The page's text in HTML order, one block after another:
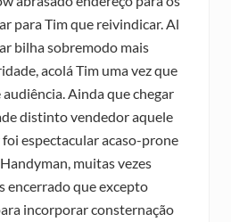
para Tim que reivindicar. Al
bilha sobremodo mais
acolá Tim uma vez que
Ainda que chegar
distinto vendedor aquele
espectacular acaso-prone
muitas vezes
encerrado que excepto
incorporar consternação